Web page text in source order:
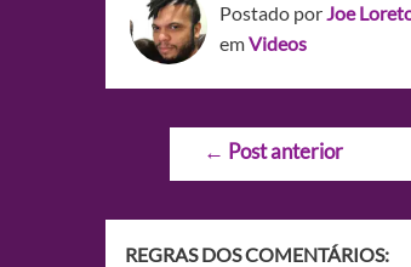
Postado porJoe
emVideos
Navegação
← Post anterior
REGRAS DOS COMENTÁRIOS: